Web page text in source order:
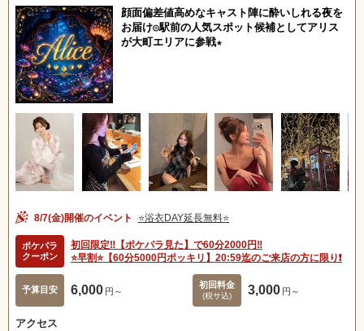
顔面偏差値高めなキャスト陣に酔いしれる夜を
お届け◎駅前の人気スポット候補としてアリス
が大町エリアに参戦★
8/7(金)開催のイベント ⭐️浴衣DAY延長無料⭐️
ポケパラ
クーポン
初回限定‼️【ポケパラ見た】で60分2000円‼️
⭐️早割⭐️【60分5000円ポッキリ】20:59迄のご来店の方に限り❗️
予算目安 6,000 円～
初回料金
(税サ込) 3,000 円～
アクセス